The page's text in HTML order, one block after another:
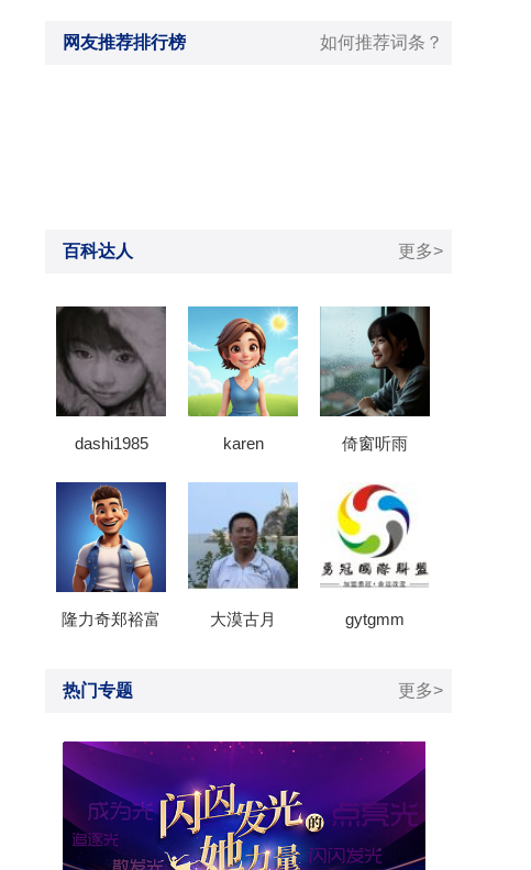
网友推荐排行榜 如何推荐词条？
百科达人 更多>
dashi1985 karen 倚窗听雨
隆力奇郑裕富 大漠古月 gytgmm
热门专题 更多>